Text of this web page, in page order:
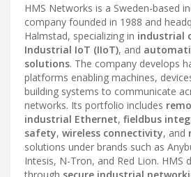
HMS Networks is a Sweden-based
company founded in 1988 and
Halmstad, specializing in industrial
Industrial IoT (IIoT), and
solutions. The company develops
platforms enabling machines,
building systems to communicate
networks. Its portfolio includes
industrial Ethernet, fieldbus
safety, wireless connectivity, and
solutions under brands such as
Intesis, N-Tron, and Red Lion. HMS